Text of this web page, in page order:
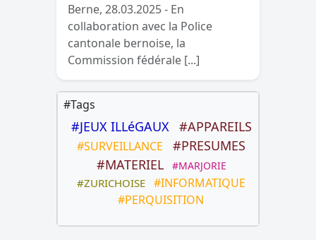
Berne, 28.03.2025 - En
collaboration avec la Police
cantonale bernoise, la
Commission fédérale [...]
#Tags
#JEUX ILLéGAUX #APPAREILS
#SURVEILLANCE
#PRESUMES
#MATERIEL
#MARJORIE
#ZURICHOISE
#INFORMATIQUE
#PERQUISITION